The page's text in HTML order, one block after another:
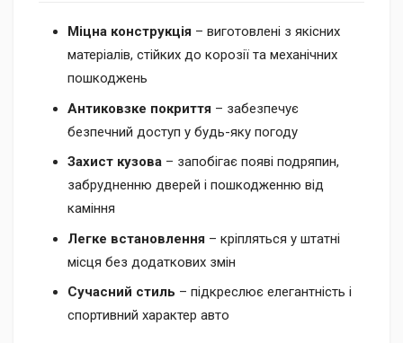
Міцна конструкція – виготовлені з якісних
матеріалів, стійких до корозії та механічних
пошкоджень
Антиковзке покриття – забезпечує
безпечний доступ у будь-яку погоду
Захист кузова – запобігає появі подряпин,
забрудненню дверей і пошкодженню від
каміння
Легке встановлення – кріпляться у штатні
місця без додаткових змін
Сучасний стиль – підкреслює елегантність і
спортивний характер авто